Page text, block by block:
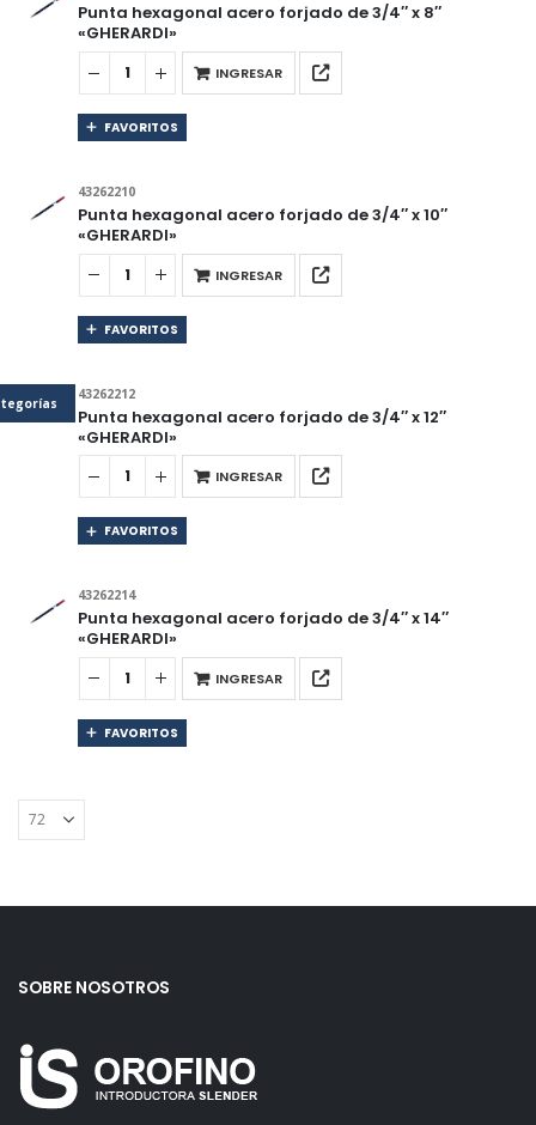
Punta hexagonal acero forjado de 3/4″ x 8″
«GHERARDI»
INGRESAR
FAVORITOS
43262210
Punta hexagonal acero forjado de 3/4″ x 10″
«GHERARDI»
INGRESAR
FAVORITOS
43262212
Punta hexagonal acero forjado de 3/4″ x 12″
«GHERARDI»
INGRESAR
FAVORITOS
43262214
Punta hexagonal acero forjado de 3/4″ x 14″
«GHERARDI»
INGRESAR
FAVORITOS
SOBRE NOSOTROS